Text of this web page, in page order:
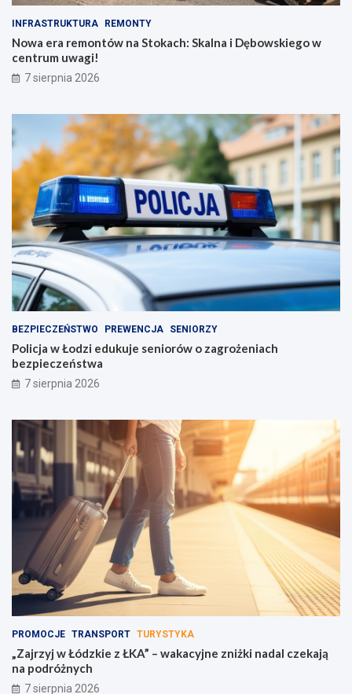
INFRASTRUKTURA REMONTY
Nowa era remontów na Stokach: Skalna i Dębowskiego w
centrum uwagi!
7 sierpnia 2026
BEZPIECZEŃSTWO PREWENCJA SENIORZY
Policja w Łodzi edukuje seniorów o zagrożeniach
bezpieczeństwa
7 sierpnia 2026
PROMOCJE TRANSPORT TURYSTYKA
„Zajrzyj w Łódzkie z ŁKA” – wakacyjne zniżki nadal czekają
na podróżnych
7 sierpnia 2026